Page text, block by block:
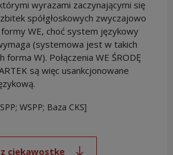
wyrazami zaczynającymi się
spółgłoskowych zwyczajowo
WE, choć system językowy
(systemowa jest w takich
forma W). Połączenia WE ŚRODĘ
są więc usankcjonowane
WSPP; Baza CKS]
ciekawostkę